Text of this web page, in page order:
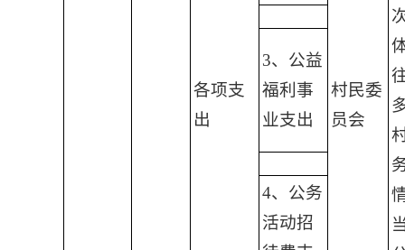
各项支
出
村民委
员会
3、公益
福利事
业支出
4、公务
活动招